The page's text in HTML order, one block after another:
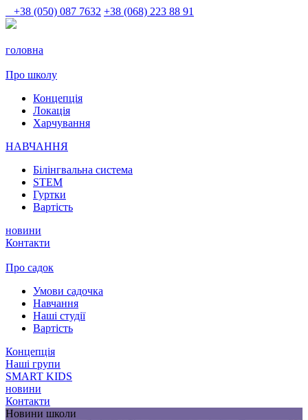
+38 (050) 087 7632 +38 (068) 223 88 91
головна
Про школу
Концепція
Локація
Харчування
НАВЧАННЯ
Білінгвальна система
STEM
Гуртки
Вартість
новини
Контакти
Про садок
Умови садочка
Навчання
Наші студії
Вартість
Концепція
Наші групи
SMART KIDS
новини
Контакти
Новини школи